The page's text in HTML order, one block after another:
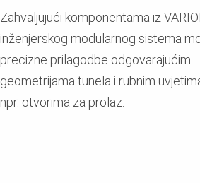
Zahvaljujući komponentama iz
inženjerskog modularnog sistema
precizne prilagodbe odgovarajućim
geometrijama tunela i rubnim
npr. otvorima za prolaz.